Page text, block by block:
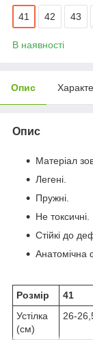
41 42 43
В наявності
Опис
Опис
Матеріал
Легені.
Пружні.
Не токсичні.
Стійкі до
Анатомічна
Розмір 41
Устілка
(см)
26-